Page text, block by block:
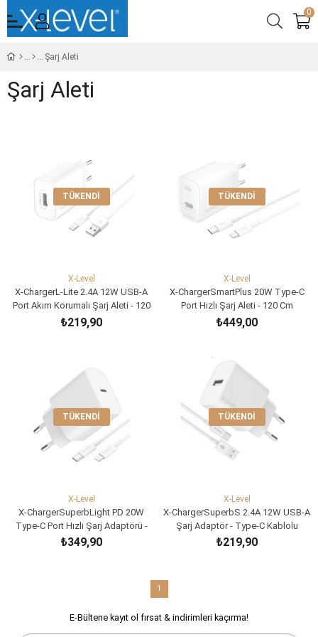
0
Şarj Aleti
Şarj Aleti
TÜKENDI
X-Level
X-ChargerL-Lite 2.4A 12W USB-A
Port Akım Korumalı Şarj Aleti - 120
Cm Lightning Kablo
₺219,90
TÜKENDI
X-Level
X-ChargerSmartPlus 20W Type-C
Port Hızlı Şarj Aleti - 120 Cm
Lightning Kablo
₺449,00
TÜKENDI
X-Level
X-ChargerSuperbLight PD 20W
Type-C Port Hızlı Şarj Adaptörü -
Lightning Kablo
₺349,90
TÜKENDI
X-Level
X-ChargerSuperbS 2.4A 12W USB-A
Şarj Adaptör - Type-C Kablolu
₺219,90
1
E-Bültene kayıt ol fırsat & indirimleri kaçırma!